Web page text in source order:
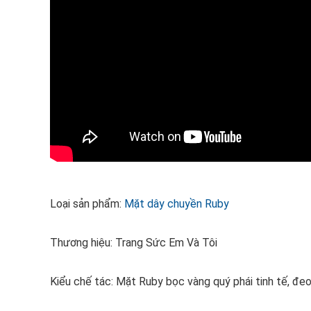
Loại sản phẩm: Mặt dây chuyền Ruby
Thương hiệu: Trang Sức Em Và Tôi
Kiểu chế tác: Mặt Ruby bọc vàng quý phái tinh tế,